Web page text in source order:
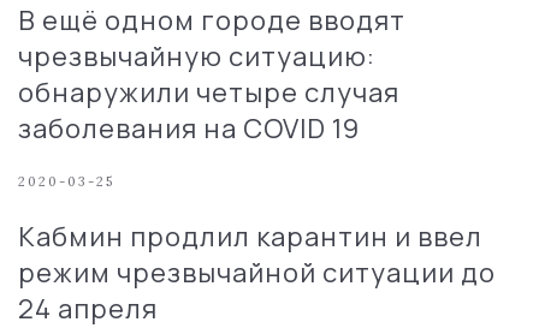
В ещё одном городе вводят
чрезвычайную ситуацию:
обнаружили четыре случая
заболевания на COVID 19
2020-03-25
Кабмин продлил карантин и ввел
режим чрезвычайной ситуации до
24 апреля